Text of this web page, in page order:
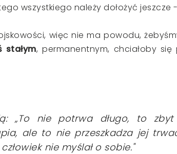
wszystkiego należy dołożyć jeszcze -
więc nie ma powodu,
stałym, permanentnym, chciałoby się
„To nie potrwa długo, to zbyt
ale to nie przeszkadza jej
nie myślał o sobie."